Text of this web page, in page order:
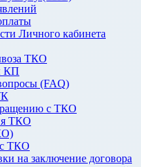
Личного кабинета
ТКО
КП
(FAQ)
с ТКО
ТКО
ТКО
на заключение договора